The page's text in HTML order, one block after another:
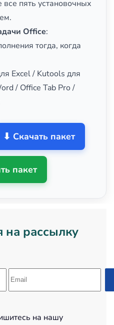
все пять установочных
Office:
тогда, когда
Excel / Kutools для
/ Office Tab Pro /
⬇ Скачать пакет
пакет
на рассылку
на нашу